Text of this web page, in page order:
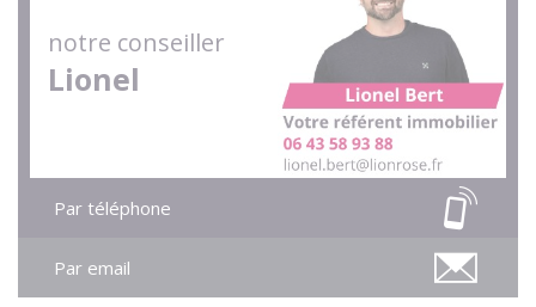
notre conseiller
Lionel
Par téléphone
Par email